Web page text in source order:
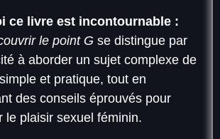
ce livre est incontournable :
le point G se distingue par
à aborder un sujet complexe de
et pratique, tout en
des conseils éprouvés pour
le plaisir sexuel féminin.